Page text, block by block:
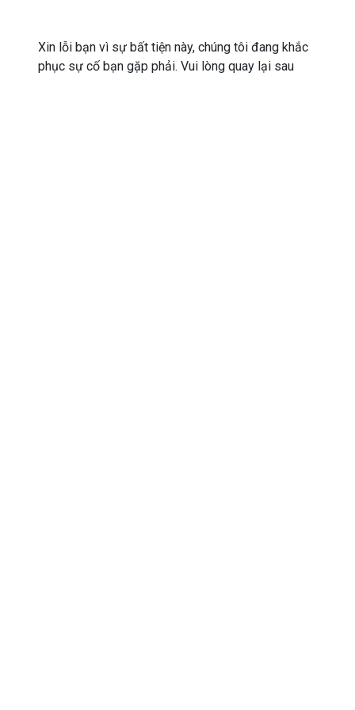
Xin lỗi bạn vì sự bất tiện này, chúng tôi đang khắc
phục sự cố bạn gặp phải. Vui lòng quay lại sau